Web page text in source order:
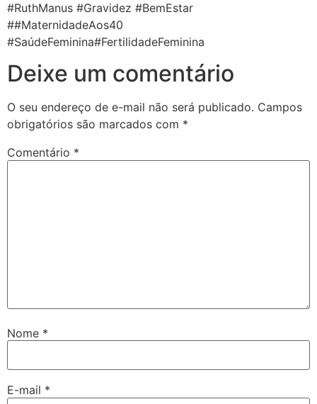
#RuthManus #Gravidez #BemEstar
##MaternidadeAos40
#SaúdeFeminina#FertilidadeFeminina
Deixe um comentário
O seu endereço de e-mail não será publicado. Campos
obrigatórios são marcados com *
Comentário *
Nome *
E-mail *